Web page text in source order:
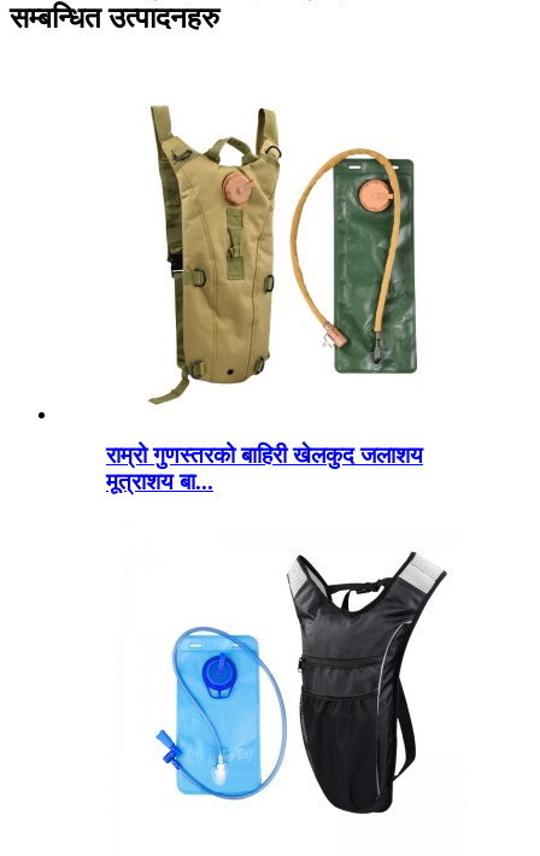
सम्बन्धित उत्पादनहरु
राम्रो गुणस्तरको बाहिरी खेलकुद जलाशय
मूत्राशय बा...